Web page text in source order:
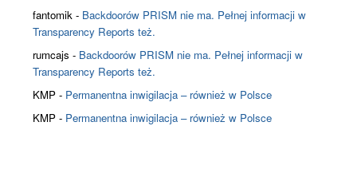
fantomik - Backdoorów PRISM nie ma. Pełnej informacji w
Transparency Reports też.
rumcajs - Backdoorów PRISM nie ma. Pełnej informacji w
Transparency Reports też.
KMP - Permanentna inwigilacja – również w Polsce
KMP - Permanentna inwigilacja – również w Polsce